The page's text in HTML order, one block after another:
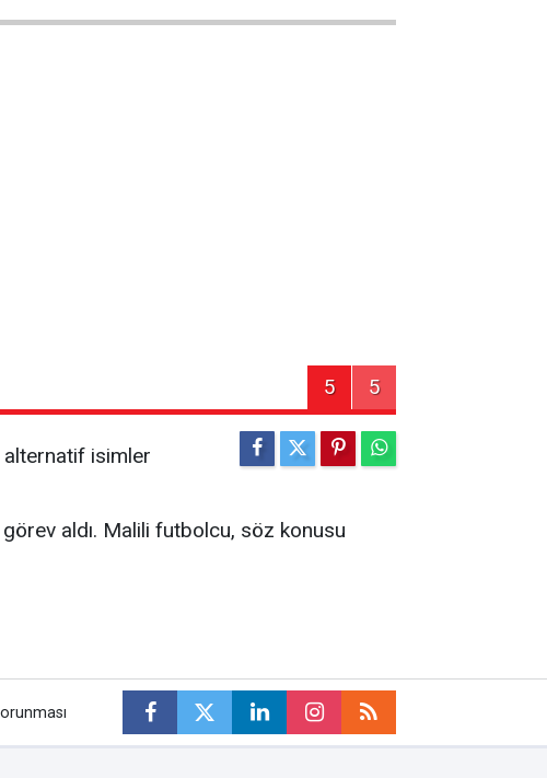
5 5
alternatif isimler
aldı. Malili futbolcu, söz konusu